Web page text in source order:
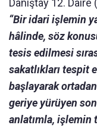
Danıştay 12.
“Bir idari işlemin
hâlinde, söz
tesis edilmesi
sakatlıkları tespit
başlayarak
geriye yürüyen
anlatımla,